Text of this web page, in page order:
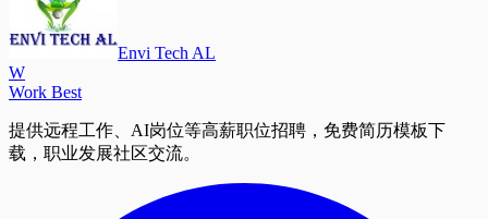
Envi Tech AL
W
Work Best
提供远程工作、AI岗位等高薪职位招聘，免费简历模板下
载，职业发展社区交流。